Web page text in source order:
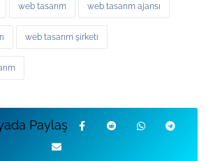
web tasarım web tasarım ajansı
web tasarım şirketi